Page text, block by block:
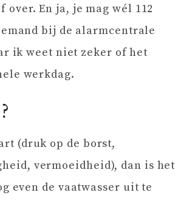
En ja, je mag wél 112
bij de alarmcentrale
ik weet niet zeker of het
werkdag.
(druk op de borst,
vermoeidheid), dan is het
even de vaatwasser uit te